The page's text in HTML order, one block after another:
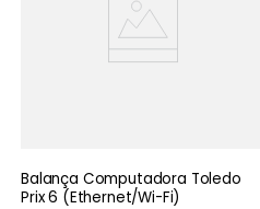
Balança Computadora Toledo
Prix 6 (Ethernet/Wi-Fi)